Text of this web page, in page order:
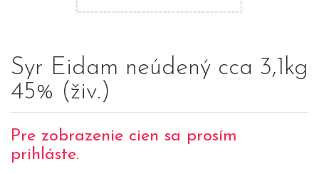
Syr Eidam neúdený cca 3,1kg
45% (živ.)
Pre zobrazenie cien sa prosím
prihláste.